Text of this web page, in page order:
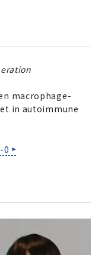
macrophage-
in autoimmune
0